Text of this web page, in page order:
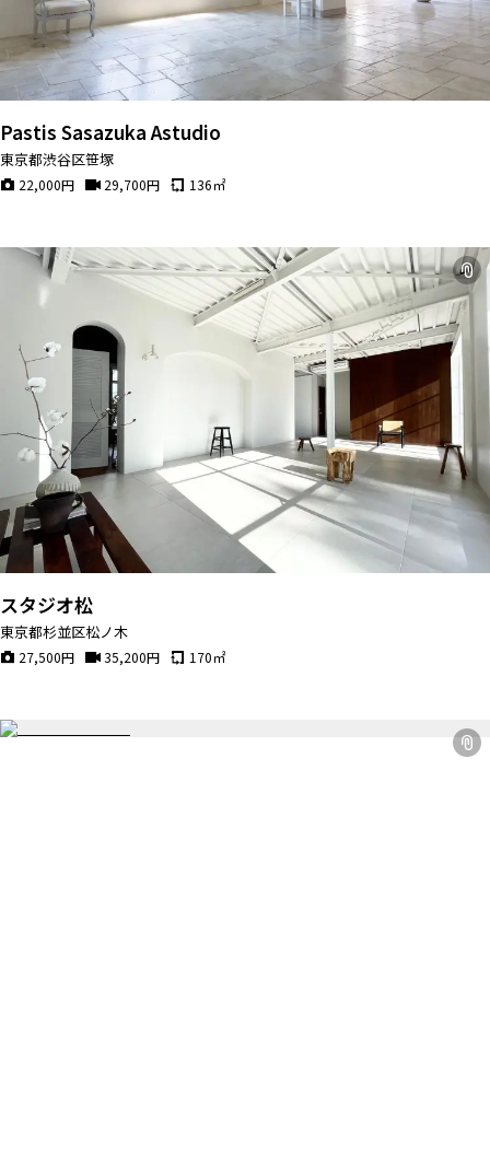
Pastis Sasazuka Astudio
東京都渋谷区笹塚
22,000円 29,700円 136㎡
スタジオ松
東京都杉並区松ノ木
27,500円 35,200円 170㎡